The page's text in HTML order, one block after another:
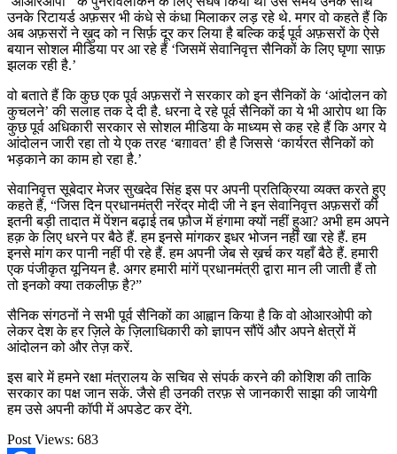
उनके रिटायर्ड अफ़सर भी कंधे से कंधा मिलाकर लड़ रहे थे. मगर वो कहते हैं कि
अब अफ़सरों ने ख़ुद को न सिर्फ़ दूर कर लिया है बल्कि कई पूर्व अफ़सरों के ऐसे
बयान सोशल मीडिया पर आ रहे हैं ‘जिसमें सेवानिवृत्त सैनिकों के लिए घृणा साफ़
झलक रही है.’
वो बताते हैं कि कुछ एक पूर्व अफ़सरों ने सरकार को इन सैनिकों के ‘आंदोलन को
कुचलने’ की सलाह तक दे दी है. धरना दे रहे पूर्व सैनिकों का ये भी आरोप था कि
कुछ पूर्व अधिकारी सरकार से सोशल मीडिया के माध्यम से कह रहे हैं कि अगर ये
आंदोलन जारी रहा तो ये एक तरह ‘बग़ावत’ ही है जिससे ‘कार्यरत सैनिकों को
भड़काने का काम हो रहा है.’
सेवानिवृत्त सूबेदार मेजर सुखदेव सिंह इस पर अपनी प्रतिक्रिया व्यक्त करते हुए
कहते हैं, “जिस दिन प्रधानमंत्री नरेंद्र मोदी जी ने इन सेवानिवृत्त अफ़सरों की
इतनी बड़ी तादात में पेंशन बढ़ाई तब फ़ौज में हंगामा क्यों नहीं हुआ? अभी हम अपने
हक़ के लिए धरने पर बैठे हैं. हम इनसे मांगकर इधर भोजन नहीं खा रहे हैं. हम
इनसे मांग कर पानी नहीं पी रहे हैं. हम अपनी जेब से ख़र्च कर यहाँ बैठे हैं. हमारी
एक पंजीकृत यूनियन है. अगर हमारी मांगें प्रधानमंत्री द्वारा मान ली जाती हैं तो
तो इनको क्या तकलीफ़ है?”
सैनिक संगठनों ने सभी पूर्व सैनिकों का आह्वान किया है कि वो ओआरओपी को
लेकर देश के हर ज़िले के ज़िलाधिकारी को ज्ञापन सौंपें और अपने क्षेत्रों में
आंदोलन को और तेज़ करें.
इस बारे में हमने रक्षा मंत्रालय के सचिव से संपर्क करने की कोशिश की ताकि
सरकार का पक्ष जान सकें. जैसे ही उनकी तरफ़ से जानकारी साझा की जायेगी
हम उसे अपनी कॉपी में अपडेट कर देंगे.
Post Views: 683